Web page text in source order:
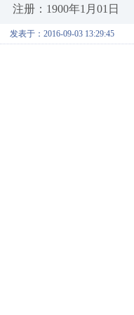
注册：1900年1月01日
发表于：2016-09-03 13:29:45